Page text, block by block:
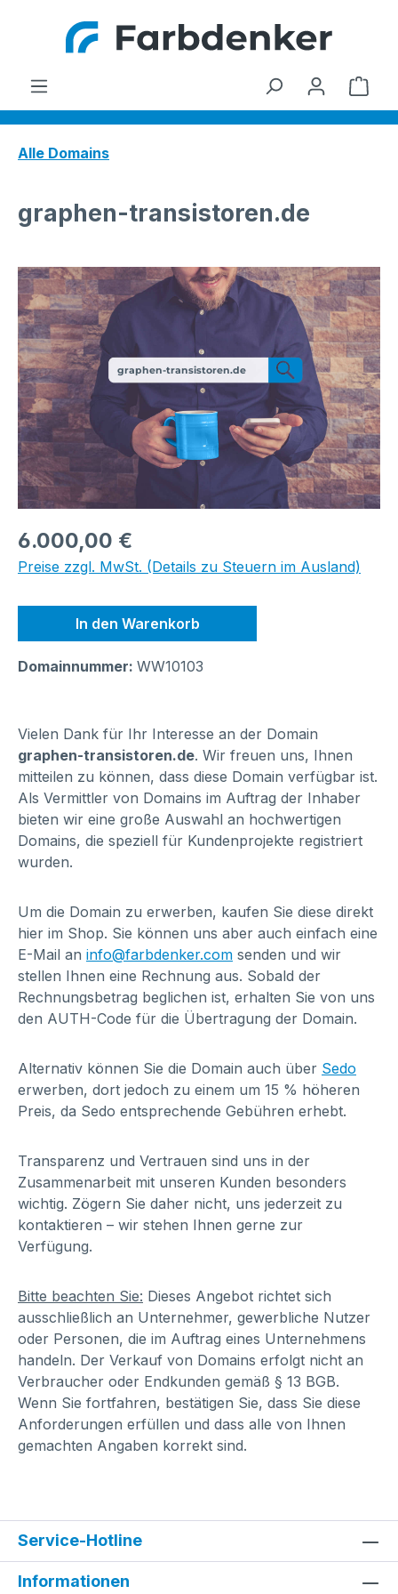
Zum Hauptinhalt springen
Alle Domains
graphen-transistoren.de
graphen-transistoren.de
Regulärer Preis:
6.000,00 €
Preise zzgl. MwSt. (Details zu Steuern im Ausland)
In den Warenkorb
Domainnummer: WW10103
Vielen Dank für Ihr Interesse an der Domain
graphen-transistoren.de. Wir freuen uns, Ihnen
mitteilen zu können, dass diese Domain verfügbar ist.
Als Vermittler von Domains im Auftrag der Inhaber
bieten wir eine große Auswahl an hochwertigen
Domains, die speziell für Kundenprojekte registriert
wurden.
Um die Domain zu erwerben, kaufen Sie diese direkt
hier im Shop. Sie können uns aber auch einfach eine
E-Mail an info@farbdenker.com senden und wir
stellen Ihnen eine Rechnung aus. Sobald der
Rechnungsbetrag beglichen ist, erhalten Sie von uns
den AUTH-Code für die Übertragung der Domain.
Alternativ können Sie die Domain auch über Sedo
erwerben, dort jedoch zu einem um 15 % höheren
Preis, da Sedo entsprechende Gebühren erhebt.
Transparenz und Vertrauen sind uns in der
Zusammenarbeit mit unseren Kunden besonders
wichtig. Zögern Sie daher nicht, uns jederzeit zu
kontaktieren – wir stehen Ihnen gerne zur
Verfügung.
Bitte beachten Sie: Dieses Angebot richtet sich
ausschließlich an Unternehmer, gewerbliche Nutzer
oder Personen, die im Auftrag eines Unternehmens
handeln. Der Verkauf von Domains erfolgt nicht an
Verbraucher oder Endkunden gemäß § 13 BGB.
Wenn Sie fortfahren, bestätigen Sie, dass Sie diese
Anforderungen erfüllen und dass alle von Ihnen
gemachten Angaben korrekt sind.
Service-Hotline
Informationen